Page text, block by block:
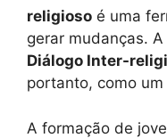
religioso é uma
gerar mudanças. A
Diálogo Inter-
portanto, como
A formação de